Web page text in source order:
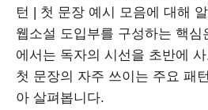
턴 | 첫 문장 예시 모음에 대해
웹소설 도입부를 구성하는 핵심
에서는 독자의 시선을 초반에
첫 문장의 자주 쓰이는 주요 패
아 살펴봅니다.